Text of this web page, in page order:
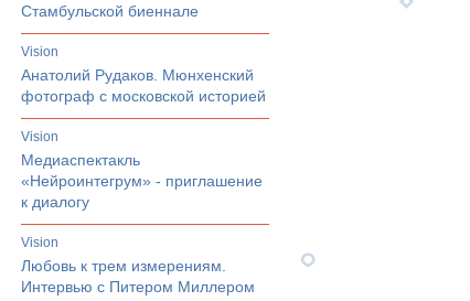
Стамбульской биеннале
vision
Анатолий Рудаков. Мюнхенский
фотограф с московской историей
vision
Медиаспектакль
«Нейроинтегрум» - приглашение
к диалогу
vision
Любовь к трем измерениям.
Интервью с Питером Миллером